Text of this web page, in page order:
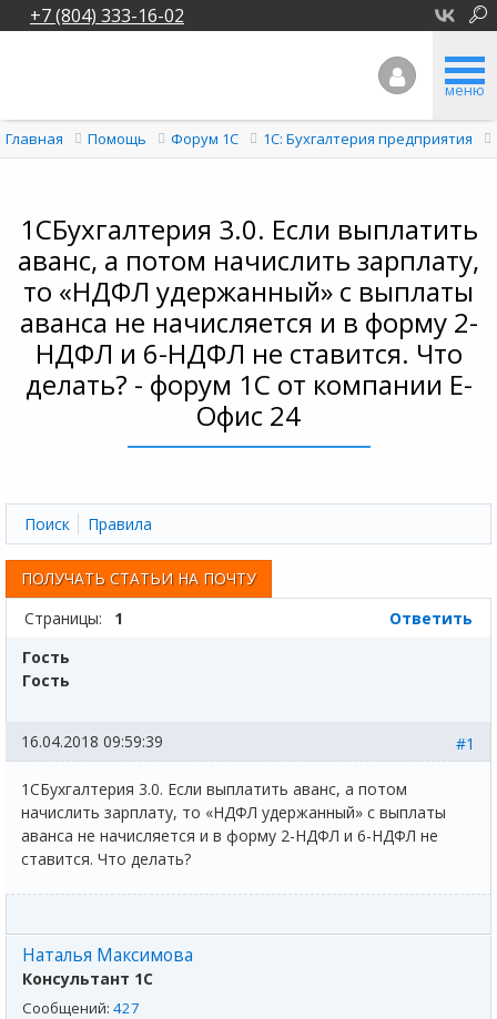
+7 (804) 333-16-02
меню
Главная Помощь Форум 1C 1С: Бухгалтерия предприятия
1СБухгалтерия 3.0. Если выплатить
аванс, а потом начислить зарплату,
то «НДФЛ удержанный» с выплаты
аванса не начисляется и в форму 2-
НДФЛ и 6-НДФЛ не ставится. Что
делать? - форум 1С от компании Е-
Офис 24
Поиск Правила
ПОЛУЧАТЬ СТАТЬИ НА ПОЧТУ
Страницы:
1
Ответить
Гость
Гость
#1
16.04.2018 09:59:39
1СБухгалтерия 3.0. Если выплатить аванс, а потом
начислить зарплату, то «НДФЛ удержанный» с выплаты
аванса не начисляется и в форму 2-НДФЛ и 6-НДФЛ не
ставится. Что делать?
Наталья Максимова
Консультант 1С
Сообщений: 427